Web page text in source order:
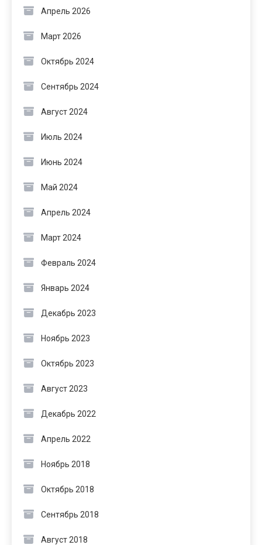
Апрель 2026
Март 2026
Октябрь 2024
Сентябрь 2024
Август 2024
Июль 2024
Июнь 2024
Май 2024
Апрель 2024
Март 2024
Февраль 2024
Январь 2024
Декабрь 2023
Ноябрь 2023
Октябрь 2023
Август 2023
Декабрь 2022
Апрель 2022
Ноябрь 2018
Октябрь 2018
Сентябрь 2018
Август 2018